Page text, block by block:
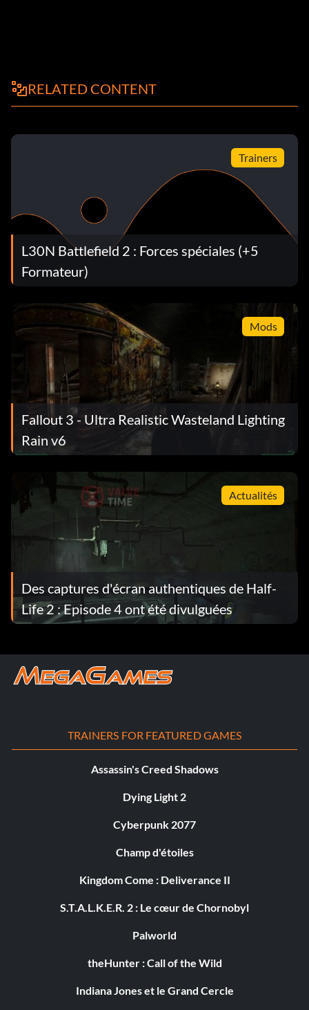
RELATED CONTENT
Trainers
L30N Battlefield 2 : Forces spéciales (+5
Formateur)
Mods
Fallout 3 - Ultra Realistic Wasteland Lighting
Rain v6
Actualités
Des captures d'écran authentiques de Half-
Life 2 : Episode 4 ont été divulguées
TRAINERS FOR FEATURED GAMES
Assassin's Creed Shadows
Dying Light 2
Cyberpunk 2077
Champ d'étoiles
Kingdom Come : Deliverance II
S.T.A.L.K.E.R. 2 : Le cœur de Chornobyl
Palworld
theHunter : Call of the Wild
Indiana Jones et le Grand Cercle